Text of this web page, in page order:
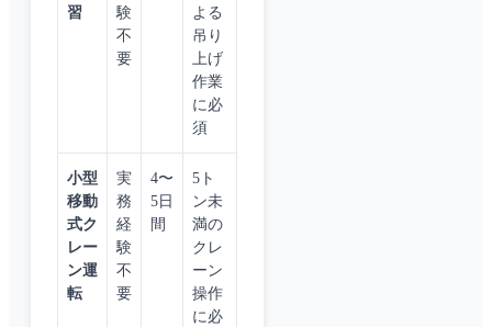
習
験
不
要
よる
吊り
上げ
作業
に必
須
小型
移動
式ク
レー
ン運
転
実
務
経
験
不
要
4〜
5日
間
5ト
ン未
満の
クレ
ーン
操作
に必